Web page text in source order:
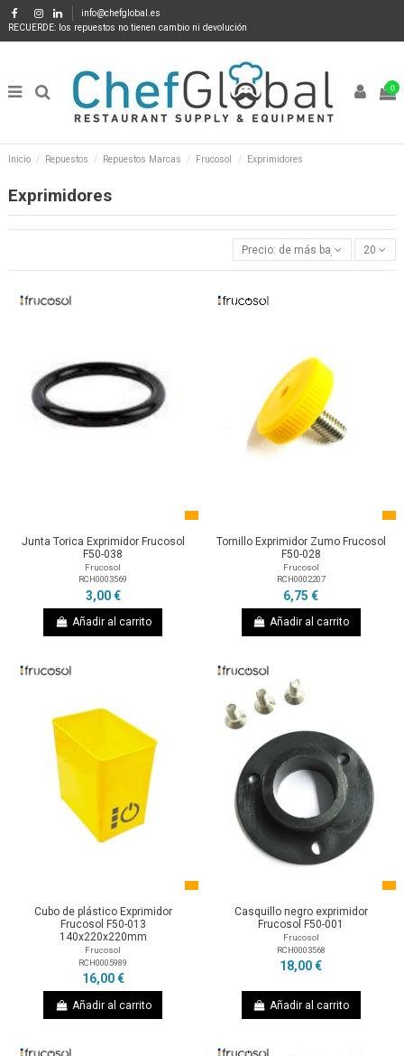
info@chefglobal.es
RECUERDE: los repuestos no tienen cambio ni devolución
0
Inicio Repuestos Repuestos Marcas Frucosol Exprimidores
Exprimidores
Precio: de más bajo a más alto
20
Junta Torica Exprimidor Frucosol
F50-038
Frucosol
RCH0003569
3,00 €
Añadir al carrito
Tornillo Exprimidor Zumo Frucosol
F50-028
Frucosol
RCH0002207
6,75 €
Añadir al carrito
Cubo de plástico Exprimidor
Frucosol F50-013
140x220x220mm
Frucosol
RCH0005989
16,00 €
Añadir al carrito
Casquillo negro exprimidor
Frucosol F50-001
Frucosol
RCH0003568
18,00 €
Añadir al carrito